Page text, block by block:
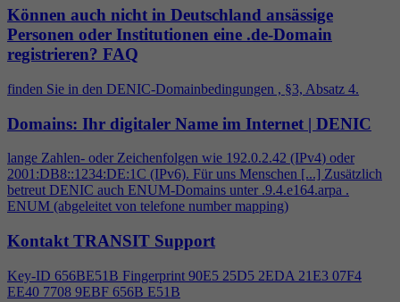
Können auch nicht in Deutschland ansässige
Personen oder Institutionen eine .de-Domain
registrieren? FAQ
finden Sie in den DENIC-Domainbedingungen , §3, Absatz 4.
Domains: Ihr digitaler Name im Internet | DENIC
lange Zahlen- oder Zeichenfolgen wie 192.0.2.42 (IPv4) oder
2001:DB8::1234:DE:1C (IPv6). Für uns Menschen [...] Zusätzlich
betreut DENIC auch ENUM-Domains unter .9.4.e164.arpa .
ENUM (abgeleitet von telefone number mapping)
Kontakt TRANSIT Support
Key-ID 656BE51B Fingerprint 90E5 25D5 2EDA 21E3 07F4
EE40 7708 9EBF 656B E51B